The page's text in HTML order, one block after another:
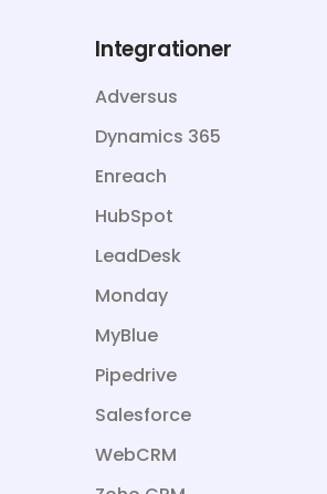
Integrationer
Adversus
Dynamics 365
Enreach
HubSpot
LeadDesk
Monday
MyBlue
Pipedrive
Salesforce
WebCRM